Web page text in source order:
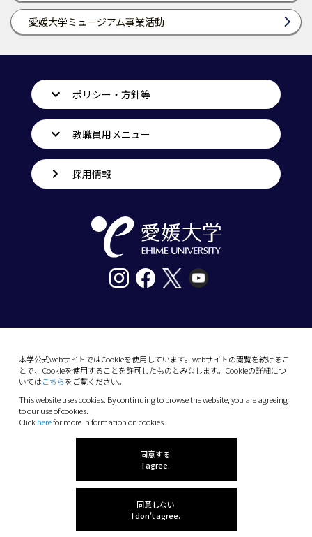
愛媛大学ミュージアム事業活動
本学公式webサイトではCookieを使用しています。webサイトの閲覧を続けるこ
とで、Cookieを使用することを許可したものとみなします。Cookieの詳細につ
いてはこちらをご覧ください。
This website uses cookies. By continuing to browse the website, you are agreeing
to our use of cookies.
Clickherefor more in formation on cookies.
同意する
I agree.
同意しない
I don't agree.
ポリシー・方針等
教職員用メニュー
採用情報
10-13 Dogo-Himata, Matsuyama, Ehime 790-
Phone: +81 89-927-9000
(C) 2026 Ehime University.